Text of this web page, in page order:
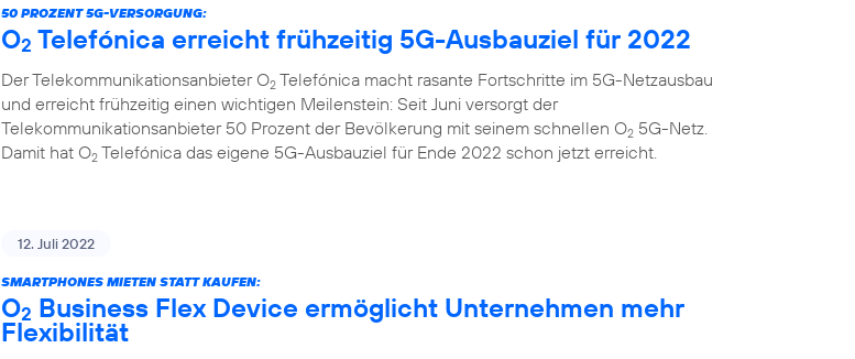
50 PROZENT 5G-VERSORGUNG:
O2 Telefónica erreicht frühzeitig 5G-Ausbauziel für 2022
Der Telekommunikationsanbieter O2 Telefónica macht rasante Fortschritte im 5G-Netzausbau
und erreicht frühzeitig einen wichtigen Meilenstein: Seit Juni versorgt der
Telekommunikationsanbieter 50 Prozent der Bevölkerung mit seinem schnellen O2 5G-Netz.
Damit hat O2 Telefónica das eigene 5G-Ausbauziel für Ende 2022 schon jetzt erreicht.
12. Juli 2022
SMARTPHONES MIETEN STATT KAUFEN:
O2 Business Flex Device ermöglicht Unternehmen mehr
Flexibilität